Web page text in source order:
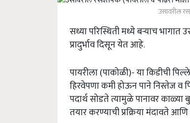
उसावरील
सध्या परिस्थिती मध्ये बऱ्याच भागात
प्रादुर्भाव दिसून येत आहे.
पायरीला (पाकोळी)- या किडीची
हिरवेपणा कमी होऊन पाने निस्तेज व
पदार्थ सोडते त्यामुळे पानावर काळ्या
तयार करण्याची प्रक्रिया मंदावते